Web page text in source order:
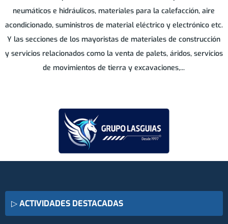
neumáticos e hidráulicos, materiales para la calefacción, aire
acondicionado, suministros de material eléctrico y electrónico etc.
Y las secciones de los mayoristas de materiales de construcción
y servicios relacionados como la venta de palets, áridos, servicios
de movimientos de tierra y excavaciones,...
▷ACTIVIDADES DESTACADAS